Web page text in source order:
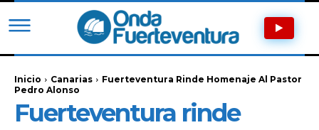
Inicio Canarias
Fuerteventura Rinde Homenaje Al Pastor
Pedro Alonso
Fuerteventura rinde